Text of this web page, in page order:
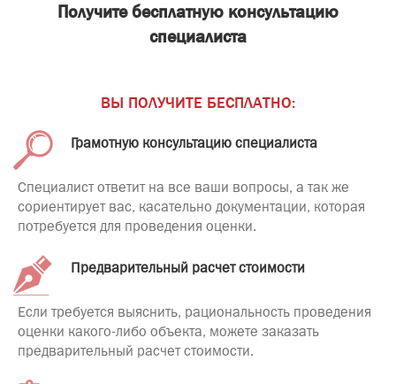
Получите бесплатную консультацию
специалиста
ВЫ ПОЛУЧИТЕ БЕСПЛАТНО:
Грамотную консультацию специалиста
Специалист ответит на все ваши вопросы, а так же
сориентирует вас, касательно документации, которая
потребуется для проведения оценки.
Предварительный расчет стоимости
Если требуется выяснить, рациональность проведения
оценки какого-либо объекта, можете заказать
предварительный расчет стоимости.